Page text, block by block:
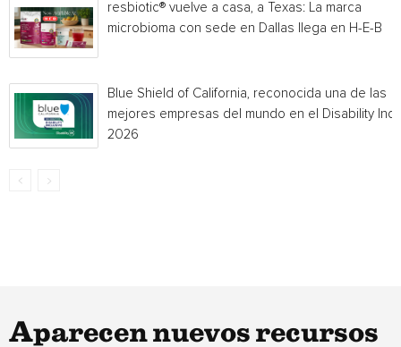
resbiotic® vuelve a casa, a Texas: La marca
microbioma con sede en Dallas llega en H-E-B
Blue Shield of California, reconocida una de las
mejores empresas del mundo en el Disability
2026
Aparecen nuevos recursos